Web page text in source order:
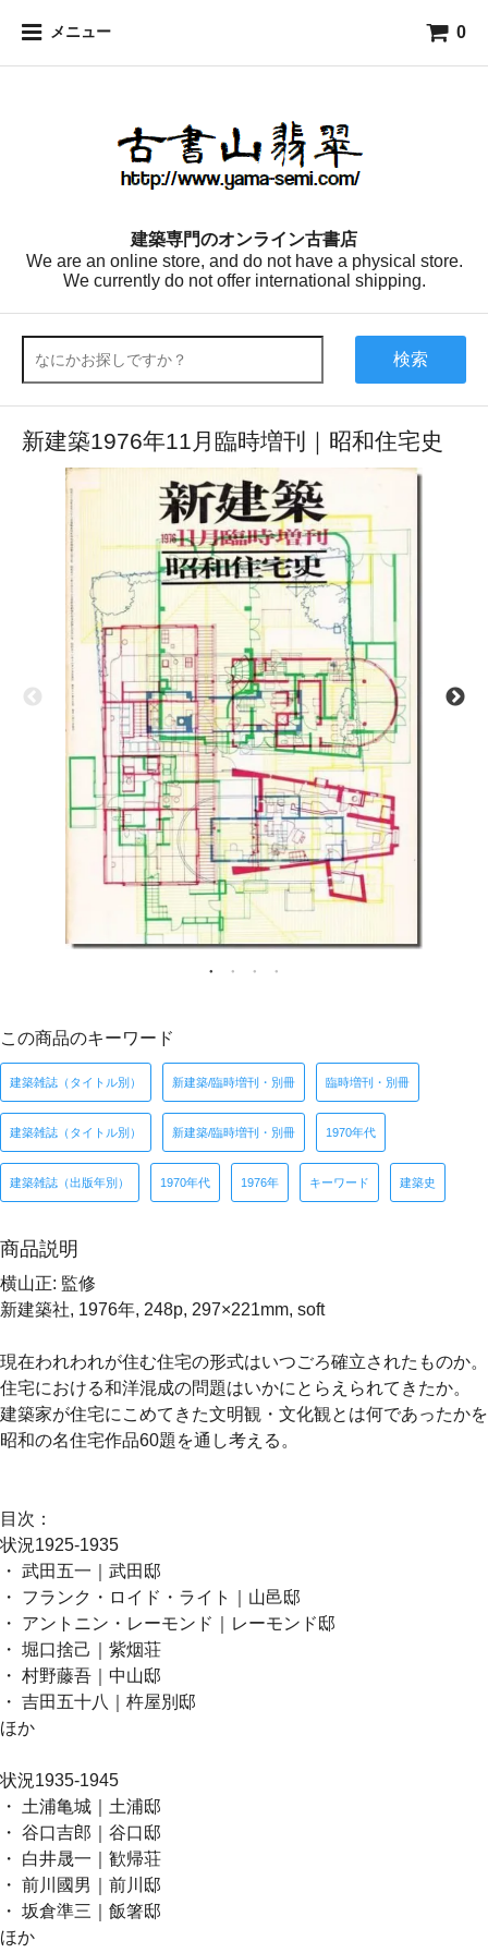
メニュー 0
建築専門のオンライン古書店
We are an online store, and do not have a physical store.
We currently do not offer international shipping.
検索
新建築1976年11月臨時増刊｜昭和住宅史
この商品のキーワード
建築雑誌（タイトル別） 新建築/臨時増刊・別冊 臨時増刊・別冊
建築雑誌（タイトル別） 新建築/臨時増刊・別冊 1970年代
建築雑誌（出版年別） 1970年代 1976年 キーワード 建築史
商品説明
横山正: 監修
新建築社, 1976年, 248p, 297×221mm, soft
現在われわれが住む住宅の形式はいつごろ確立されたものか。
住宅における和洋混成の問題はいかにとらえられてきたか。
建築家が住宅にこめてきた文明観・文化観とは何であったかを
昭和の名住宅作品60題を通し考える。
目次：
状況1925-1935
・ 武田五一｜武田邸
・ フランク・ロイド・ライト｜山邑邸
・ アントニン・レーモンド｜レーモンド邸
・ 堀口捨己｜紫烟荘
・ 村野藤吾｜中山邸
・ 吉田五十八｜杵屋別邸
ほか
状況1935-1945
・ 土浦亀城｜土浦邸
・ 谷口吉郎｜谷口邸
・ 白井晟一｜歓帰荘
・ 前川國男｜前川邸
・ 坂倉準三｜飯箸邸
ほか